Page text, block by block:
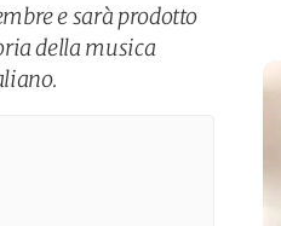
e sarà prodotto
della musica